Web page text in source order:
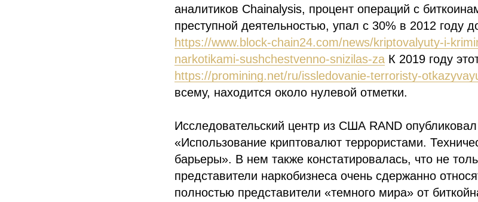
аналитиков Chainalysis, процент операций с
преступной деятельностью, упал с 30% в 2012 году
https://www.block-chain24.com/news/kriptovalyuty-i-
narkotikami-sushchestvenno-snizilas-za К 2019 году
https://promining.net/ru/issledovanie-terroristy-
всему, находится около нулевой отметки.
Исследовательский центр из США RAND
«Использование криптовалют террористами.
барьеры». В нем также констатировалась, что не
представители наркобизнеса очень сдержанно
полностью представители «темного мира» от